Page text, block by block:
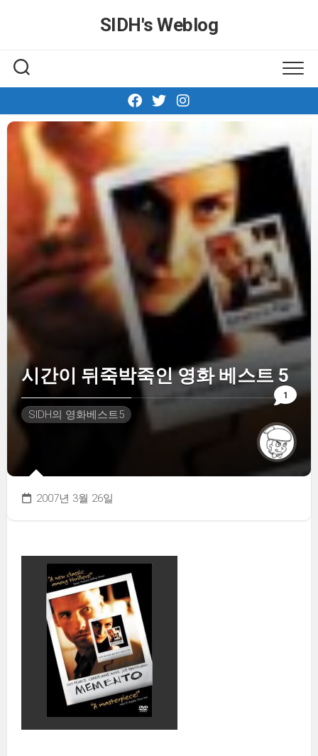
SIDH′s Weblog
1
시간이 뒤죽박죽인 영화 베스트 5
SIDH의 영화베스트5
2007년 3월 26일